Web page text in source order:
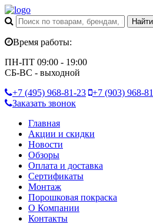
Время работы:
ПН-ПТ 09:00 - 19:00
СБ-ВС - выходной
+7 (495) 968-81-23 +7 (903) 968-
Заказать звонок
Главная
Акции и скидки
Новости
Обзоры
Оплата и доставка
Сертификаты
Монтаж
Порошковая покраска
О Компании
Контакты